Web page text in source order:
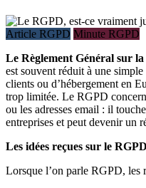
Article RGPD Minute RGPD
Le Règlement Général sur
est souvent réduit à une
clients ou d’hébergement en
trop limitée. Le RGPD
ou les adresses email : il
entreprises et peut devenir un
Les idées reçues sur le RGPD
Lorsque l’on parle RGPD, les